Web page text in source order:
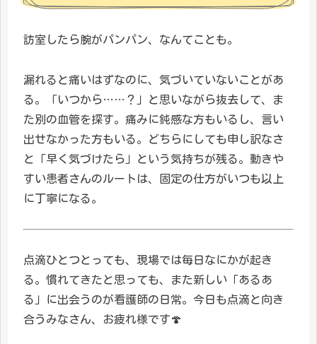
訪室したら腕がパンパン、なんてことも。
漏れると痛いはずなのに、気づいていないことがあ
る。「いつから……？」と思いながら抜去して、ま
た別の血管を探す。痛みに鈍感な方もいるし、言い
出せなかった方もいる。どちらにしても申し訳なさ
と「早く気づけたら」という気持ちが残る。動きや
すい患者さんのルートは、固定の仕方がいつも以上
に丁寧になる。
点滴ひとつとっても、現場では毎日なにかが起き
る。慣れてきたと思っても、また新しい「あるあ
る」に出会うのが看護師の日常。今日も点滴と向き
合うみなさん、お疲れ様です🍄